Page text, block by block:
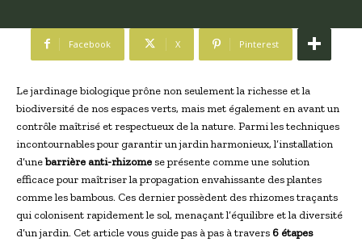
Facebook X Pinterest
Le jardinage biologique prône non seulement la richesse et la
biodiversité de nos espaces verts, mais met également en avant un
contrôle maîtrisé et respectueux de la nature. Parmi les techniques
incontournables pour garantir un jardin harmonieux, l’installation
d’unebarrière anti-rhizome se présente comme une solution
efficace pour maîtriser la propagation envahissante des plantes
comme les bambous. Ces dernier possèdent des rhizomes traçants
qui colonisent rapidement le sol, menaçant l’équilibre et la diversité
d’un jardin. Cet article vous guide pas à pas à travers 6 étapes